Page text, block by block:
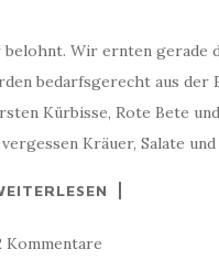
Wir ernten gerade
bedarfsgerecht aus der
Kürbisse, Rote Bete
Kräuer, Salate
Kommentare